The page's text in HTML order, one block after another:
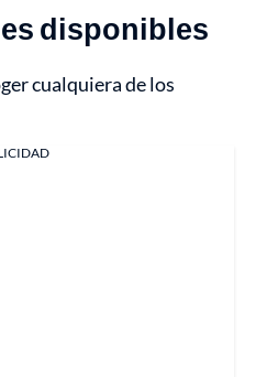
disponibles
cualquiera de los